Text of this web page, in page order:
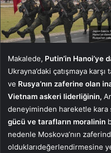
Makalede, Putin’in Hanoi’ye
Ukrayna’daki çatışmaya
ve Rusya’nın zaferine olan
Vietnam askeri liderliğinin,
deneyiminden hareketle kara
gücü ve tarafların moralinin
nedenle Moskova’nın
olduklarıdeğerlendirmesine